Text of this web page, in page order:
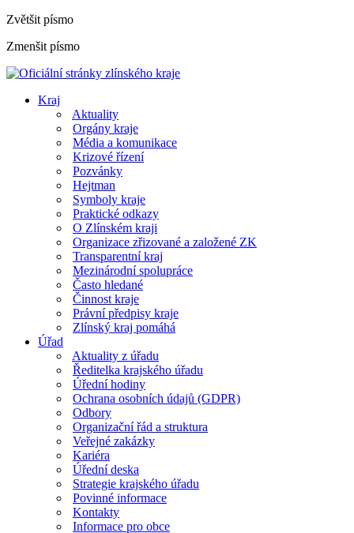
Zvětšit písmo
Zmenšit písmo
Kraj
Aktuality
Orgány kraje
Média a komunikace
Krizové řízení
Pozvánky
Hejtman
Symboly kraje
Praktické odkazy
O Zlínském kraji
Organizace zřizované a založené ZK
Transparentní kraj
Mezinárodní spolupráce
Často hledané
Činnost kraje
Právní předpisy kraje
Zlínský kraj pomáhá
Úřad
Aktuality z úřadu
Ředitelka krajského úřadu
Úřední hodiny
Ochrana osobních údajů (GDPR)
Odbory
Organizační řád a struktura
Veřejné zakázky
Kariéra
Úřední deska
Strategie krajského úřadu
Povinné informace
Kontakty
Informace pro obce